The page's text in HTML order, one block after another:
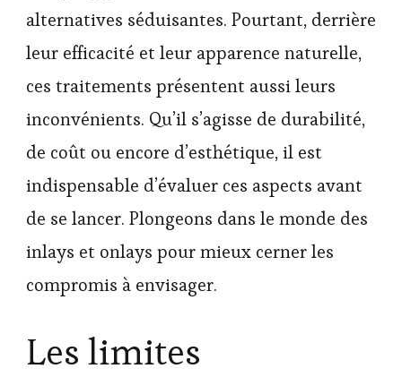
alternatives séduisantes. Pourtant, derrière
leur efficacité et leur apparence naturelle,
ces traitements présentent aussi leurs
inconvénients. Qu’il s’agisse de durabilité,
de coût ou encore d’esthétique, il est
indispensable d’évaluer ces aspects avant
de se lancer. Plongeons dans le monde des
inlays et onlays pour mieux cerner les
compromis à envisager.
Les limites